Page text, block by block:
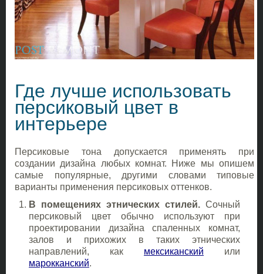
Где лучше использовать
персиковый цвет в
интерьере
Персиковые тона допускается применять при
создании дизайна любых комнат. Ниже мы опишем
самые популярные, другими словами типовые
варианты применения персиковых оттенков.
В помещениях этнических стилей. Сочный
персиковый цвет обычно используют при
проектировании дизайна спаленных комнат,
залов и прихожих в таких этнических
направлений, как мексиканский или
марокканский.